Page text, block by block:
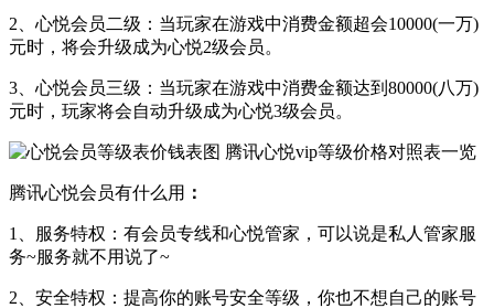
2、心悦会员二级：当玩家在游戏中消费金额超会10000(一万)
元时，将会升级成为心悦2级会员。
3、心悦会员三级：当玩家在游戏中消费金额达到80000(八万)
元时，玩家将会自动升级成为心悦3级会员。
腾讯心悦会员有什么用 ：
1、服务特权：有会员专线和心悦管家，可以说是私人管家服
务~服务就不用说了~
2、安全特权：提高你的账号安全等级，你也不想自己的账号